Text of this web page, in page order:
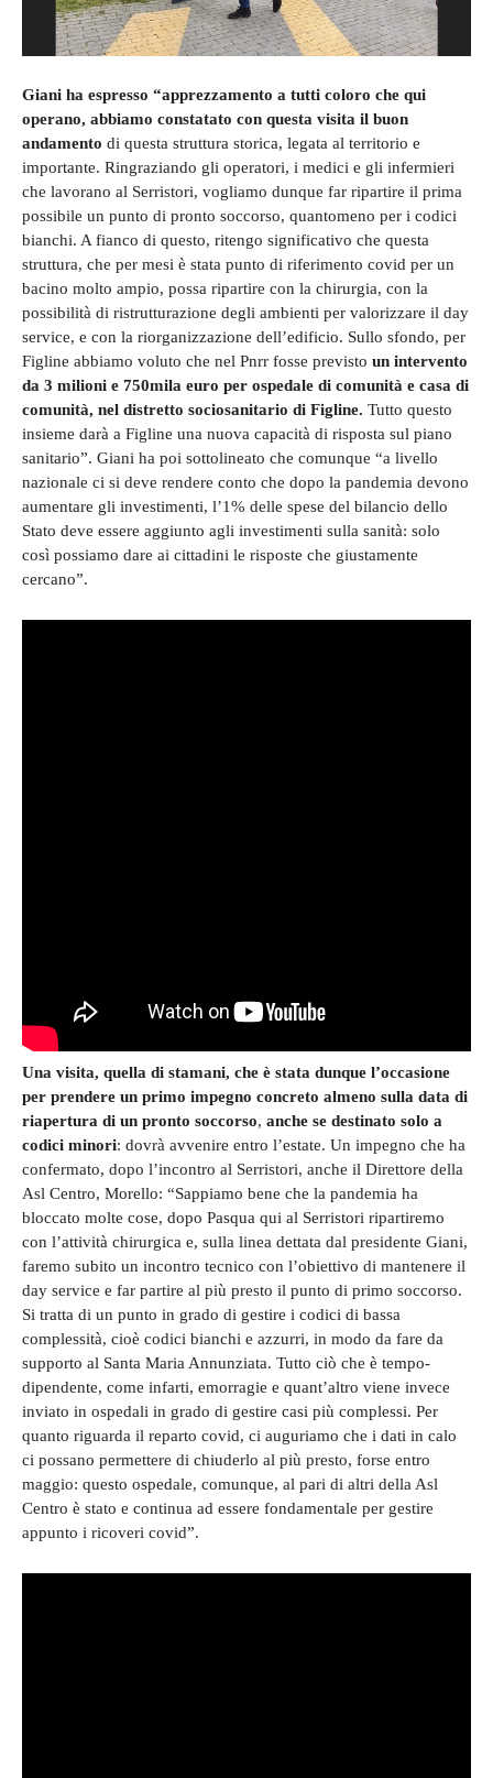
Giani ha espresso “apprezzamento a tutti coloro che qui
operano, abbiamo constatato con questa visita il buon
andamento di questa struttura storica, legata al territorio e
importante. Ringraziando gli operatori, i medici e gli infermieri
che lavorano al Serristori, vogliamo dunque far ripartire il prima
possibile un punto di pronto soccorso, quantomeno per i codici
bianchi. A fianco di questo, ritengo significativo che questa
struttura, che per mesi è stata punto di riferimento covid per un
bacino molto ampio, possa ripartire con la chirurgia, con la
possibilità di ristrutturazione degli ambienti per valorizzare il day
service, e con la riorganizzazione dell’edificio. Sullo sfondo, per
Figline abbiamo voluto che nel Pnrr fosse previsto un intervento
da 3 milioni e 750mila euro per ospedale di comunità e casa di
comunità, nel distretto sociosanitario di Figline. Tutto questo
insieme darà a Figline una nuova capacità di risposta sul piano
sanitario”. Giani ha poi sottolineato che comunque “a livello
nazionale ci si deve rendere conto che dopo la pandemia devono
aumentare gli investimenti, l’1% delle spese del bilancio dello
Stato deve essere aggiunto agli investimenti sulla sanità: solo
così possiamo dare ai cittadini le risposte che giustamente
cercano”.
Una visita, quella di stamani, che è stata dunque l’occasione
per prendere un primo impegno concreto almeno sulla data di
riapertura di un pronto soccorso, anche se destinato solo a
codici minori: dovrà avvenire entro l’estate. Un impegno che ha
confermato, dopo l’incontro al Serristori, anche il Direttore della
Asl Centro, Morello: “Sappiamo bene che la pandemia ha
bloccato molte cose, dopo Pasqua qui al Serristori ripartiremo
con l’attività chirurgica e, sulla linea dettata dal presidente Giani,
faremo subito un incontro tecnico con l’obiettivo di mantenere il
day service e far partire al più presto il punto di primo soccorso.
Si tratta di un punto in grado di gestire i codici di bassa
complessità, cioè codici bianchi e azzurri, in modo da fare da
supporto al Santa Maria Annunziata. Tutto ciò che è tempo-
dipendente, come infarti, emorragie e quant’altro viene invece
inviato in ospedali in grado di gestire casi più complessi. Per
quanto riguarda il reparto covid, ci auguriamo che i dati in calo
ci possano permettere di chiuderlo al più presto, forse entro
maggio: questo ospedale, comunque, al pari di altri della Asl
Centro è stato e continua ad essere fondamentale per gestire
appunto i ricoveri covid”.